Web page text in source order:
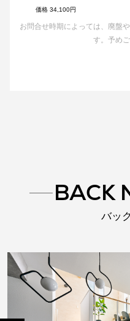
価格 34,100円
お問合せ時期によっては、廃盤
す。予め
BACK
バッ